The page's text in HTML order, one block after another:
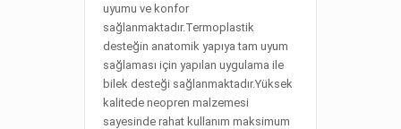
uyumu ve konfor
sağlanmaktadır.Termoplastik
desteğin anatomik yapıya tam uyum
sağlaması için yapılan uygulama ile
bilek desteği sağlanmaktadır.Yüksek
kalitede neopren malzemesi
sayesinde rahat kullanım maksimum